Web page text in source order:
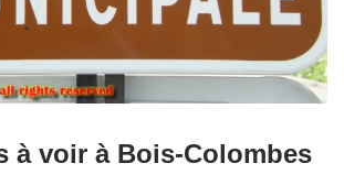
à voir à Bois-Colombes